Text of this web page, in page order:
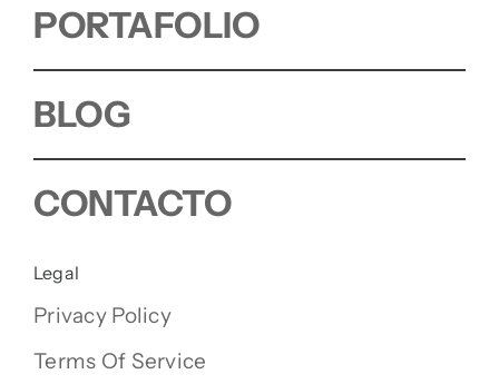
PORTAFOLIO
BLOG
CONTACTO
Legal
Privacy Policy
Terms Of Service